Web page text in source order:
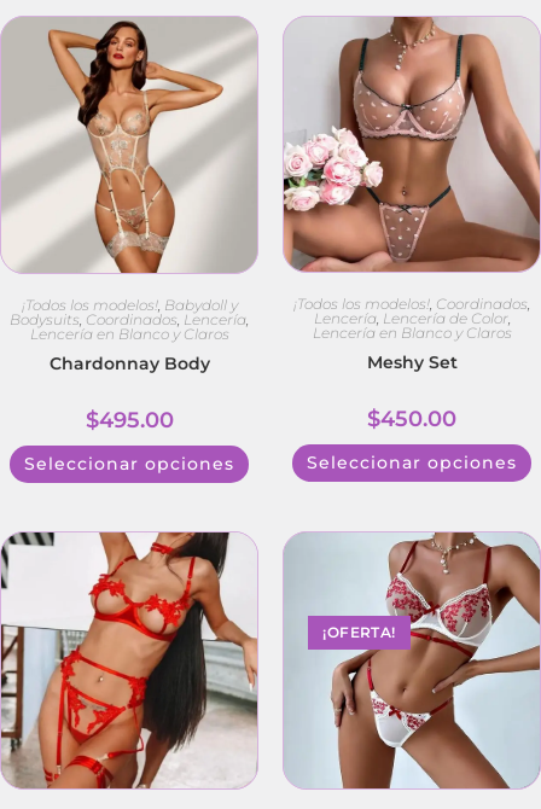
¡Todos los modelos!, Babydoll y
Bodysuits Coordinados Lencería
Lencería en Blanco y Claros
Chardonnay Body
$495.00
Seleccionar opciones
¡Todos los modelos!, Coordinados,
Lencería, Lencería de Color,
Lencería en Blanco y Claros
Meshy Set
$450.00
Seleccionar opciones
¡OFERTA!